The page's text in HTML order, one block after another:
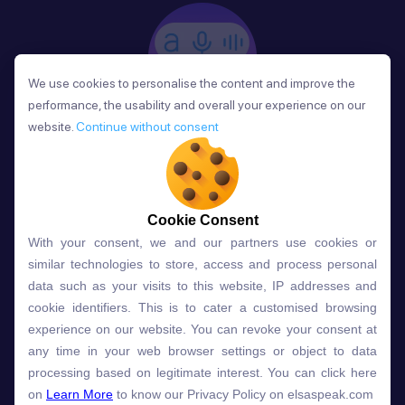
Phản Hồi
Sau mỗi bài học, người học nhận phản hồi về phát
âm và ngữ pháp ngay lập tức, giúp cải thiện kỹ năng
và tiến bộ nhanh chóng.
Lựa chọn gói học ELSA dành
cho bạn
We use cookies to personalise the content and improve the
performance, the usability and overall your experience on our
website. Continue without consent
Cookie Consent
With your consent, we and our partners use cookies or
similar technologies to store, access and process personal
data such as your visits to this website, IP addresses and
cookie identifiers. This is to cater a customised browsing
experience on our website. You can revoke your consent at
any time in your web browser settings or object to data
processing based on legitimate interest. You can click here
on Learn More to know our Privacy Policy on elsaspeak.com
We use cookies to personalise the content and improve the
performance, the usability and overall your experience on our
website. Continue without consent
Cookie Consent
With your consent, we and our partners use cookies or
similar technologies to store, access and process personal
data such as your visits to this website, IP addresses and
cookie identifiers. This is to cater a customised browsing
experience on our website. You can revoke your consent at
any time in your web browser settings or object to data
processing based on legitimate interest. You can click here
on Learn More to know our Privacy Policy on elsaspeak.com